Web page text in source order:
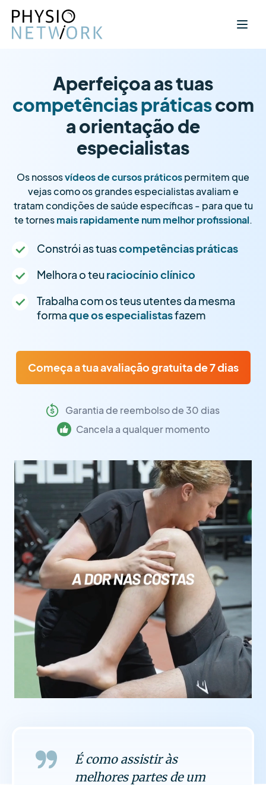
Aperfeiçoa as tuas
competências práticascom
a orientação de
especialistas
Os nossosvídeos de cursos práticospermitem que
vejas como os grandes especialistas avaliam e
tratam condições de saúde específicas - para que tu
te tornesmais rapidamente num melhor profissional.
Constrói as tuascompetências práticas
Melhora o teuraciocínio clínico
Trabalha com os teus utentes da mesma
formaque os especialistasfazem
Começa a tua avaliação gratuita de 7 dias
Garantia de reembolso de 30 dias
Cancela a qualquer momento
É como assistir às
melhores partes de um